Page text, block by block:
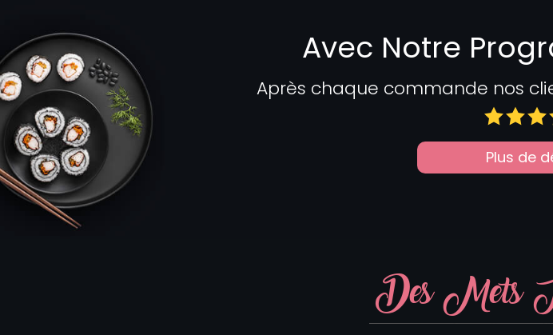
Avec Notre
Après chaque commande nos
Plus de
Des Mets